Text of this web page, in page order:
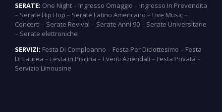
SERATE: One Night– Ingresso Omaggio – Ingresso In Prevendita
– Serate Hip Hop – Serate Latino Americano – Live Music–
Concerti – Serate Revival – Serate Anni 90– Serate Universitarie
– Serate elettroniche
SERVIZI: Festa Di Compleanno – Festa Per Diciottesimo – Festa
Di Laurea – Festa in Piscina – Eventi Aziendali – Festa Privata –
Servizio Limousine